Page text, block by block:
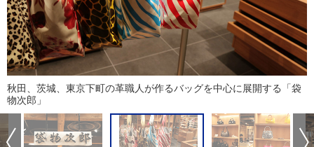
秋田、茨城、東京下町の革職人が作るバッグを中心に展開する「袋
物次郎」